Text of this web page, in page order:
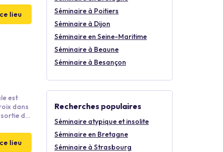
Séminaire à Poitiers
Séminaire à Dijon
Séminaire en Seine-Maritime
Séminaire à Beaune
Séminaire à Besançon
Recherches populaires
Séminaire atypique et insolite
Séminaire en Bretagne
Séminaire à Strasbourg
et des
lieu
est
dans
de
lieu